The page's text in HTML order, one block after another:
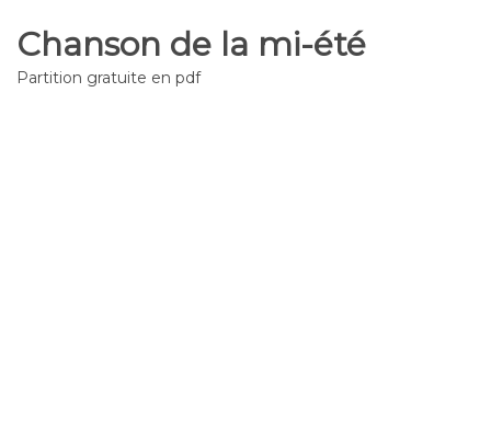
Chanson de la mi-été
Partition gratuite en pdf